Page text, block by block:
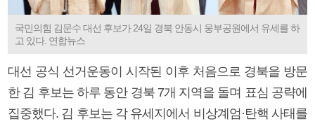
국민의힘 김문수 대선 후보가 24일 경북 안동시 웅부공원에서 유세를 하
고 있다. 연합뉴스
대선 공식 선거운동이 시작된 이후 처음으로 경북을 방문
한 김 후보는 하루 동안 경북 7개 지역을 돌며 표심 공략에
집중했다. 김 후보는 각 유세지에서 비상계엄·탄핵 사태를